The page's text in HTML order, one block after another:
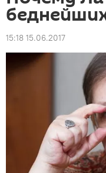
15:18 15.06.2017